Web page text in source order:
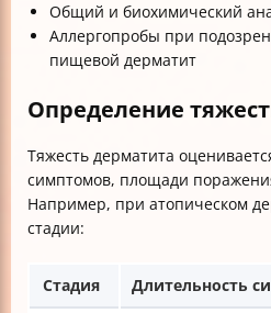
Общий и биохимический
Аллергопробы при
пищевой дерматит
Определение
Тяжесть дерматита
симптомов, площади
Например, при атопическом
стадии:
Стадия Длительность